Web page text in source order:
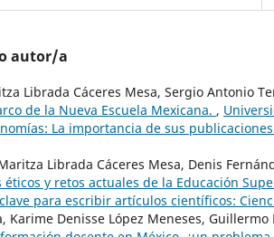
autor/a
Librada Cáceres Mesa, Sergio Antonio
de la Nueva Escuela Mexicana. ,
La importancia de sus
Librada Cáceres Mesa, Denis
y retos actuales de la Educación
para escribir artículos científicos:
Karime Denisse López Meneses,